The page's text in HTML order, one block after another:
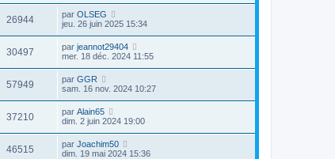
26944 par OLSEG
jeu. 26 juin 2025 15:34
30497 par jeannot29404
mer. 18 déc. 2024 11:55
57949 par GGR
sam. 16 nov. 2024 10:27
37210 par Alain65
dim. 2 juin 2024 19:00
46515 par Joachim50
dim. 19 mai 2024 15:36